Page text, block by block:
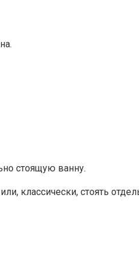
стоящую ванну.
классически, стоять